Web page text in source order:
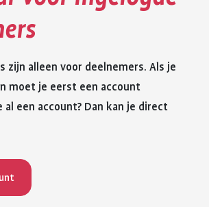
zijn alleen voor deelnemers. Als je
moet je eerst een account
al een account? Dan kan je direct